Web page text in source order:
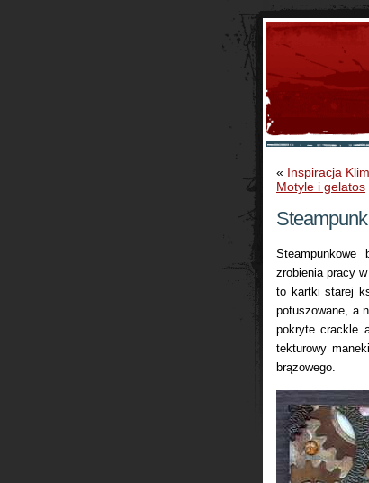
« Inspiracja
Motyle i gelatos
Steampunk
Steampunkowe
zrobienia pracy
to kartki starej
potuszowane, a
pokryte crackle
tekturowy
brązowego.